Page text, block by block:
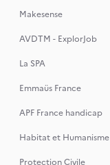
Makesense
AVDTM - ExplorJob
La SPA
Emmaüs France
APF France handicap
Habitat et Humanisme
Protection Civile